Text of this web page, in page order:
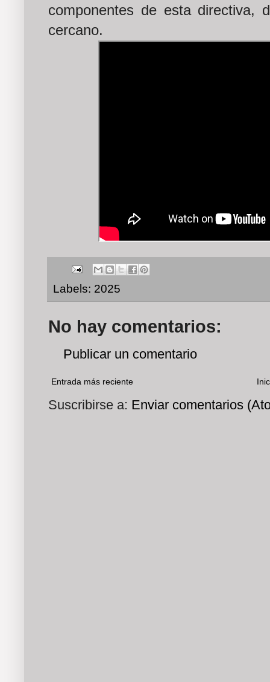
componentes de esta directiva,
cercano.
Labels: 2025
No hay comentarios:
Publicar un comentario
Entrada más reciente
Suscribirse a: Enviar comentarios